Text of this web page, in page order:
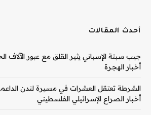
أحدث المقالات
جيب سبتة الإسباني يثير القلق مع عبور الآلاف
أخبار الهجرة
الشرطة تعتقل العشرات في مسيرة لندن
أخبار الصراع الإسرائيلي الفلسطيني